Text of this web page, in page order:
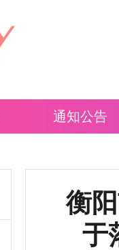
通知公告
衡
于